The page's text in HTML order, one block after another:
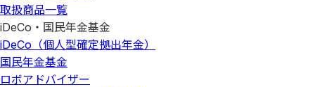
取扱商品一覧
iDeCo・国民年金基金
iDeCo（個人型確定拠出年金）
国民年金基金
ロボアドバイザー